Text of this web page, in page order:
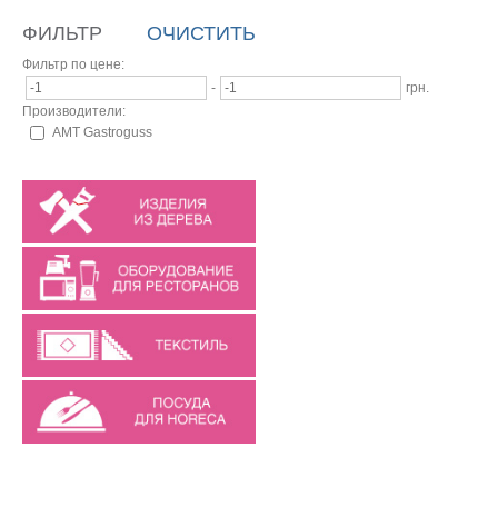
ФИЛЬТР ОЧИСТИТЬ
Фильтр по цене:
-
грн.
Производители:
AMT Gastroguss